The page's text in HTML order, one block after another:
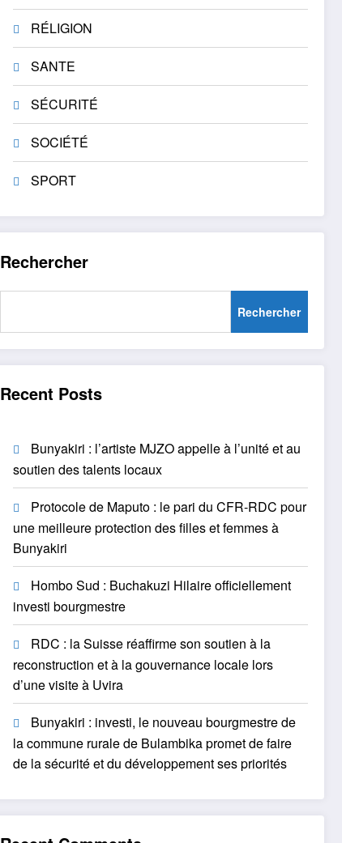
RÉLIGION
SANTE
SÉCURITÉ
SOCIÉTÉ
SPORT
Rechercher
Rechercher
Recent Posts
Bunyakiri : l’artiste MJZO appelle à l’unité et au
soutien des talents locaux
Protocole de Maputo : le pari du CFR-RDC pour
une meilleure protection des filles et femmes à
Bunyakiri
Hombo Sud : Buchakuzi Hilaire officiellement
investi bourgmestre
RDC : la Suisse réaffirme son soutien à la
reconstruction et à la gouvernance locale lors
d’une visite à Uvira
Bunyakiri : investi, le nouveau bourgmestre de
la commune rurale de Bulambika promet de faire
de la sécurité et du développement ses priorités